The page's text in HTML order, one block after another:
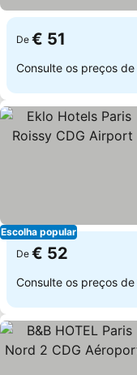
De € 51
Consulte os preços de
Escolha popular
De € 52
Consulte os preços de